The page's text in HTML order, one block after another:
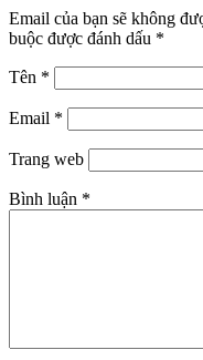
Email của bạn sẽ không
buộc được đánh dấu *
Tên *
Email *
Trang web
Bình luận *